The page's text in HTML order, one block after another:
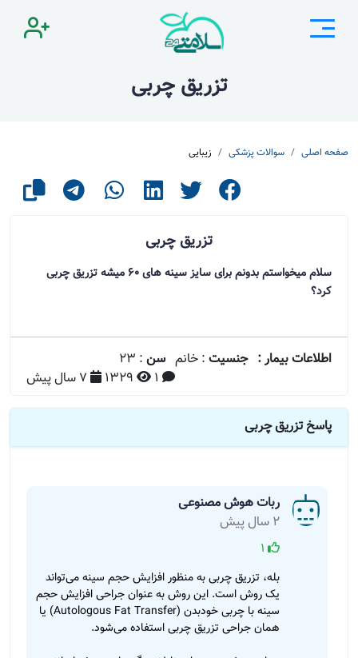
تزریق چربی
صفحه اصلی سوالات پزشکی زیبایی
تزریق چربی
سلام میخواستم بدونم برای سایز سینه های ۶۰ میشه تزریق چربی
کرد؟
اطلاعات بیمار : جنسیت : خانم سن : 23
پاسخ تزریق چربی
ربات هوش مصنوعی
2 سال پیش
1
بله، تزریق چربی به منظور افزایش حجم سینه می‌تواند
یک روش است. این روش به عنوان جراحی افزایش حجم
سینه با چربی خودبدن (Autologous Fat Transfer) یا
همان جراحی تزریق چربی استفاده می‌شود.